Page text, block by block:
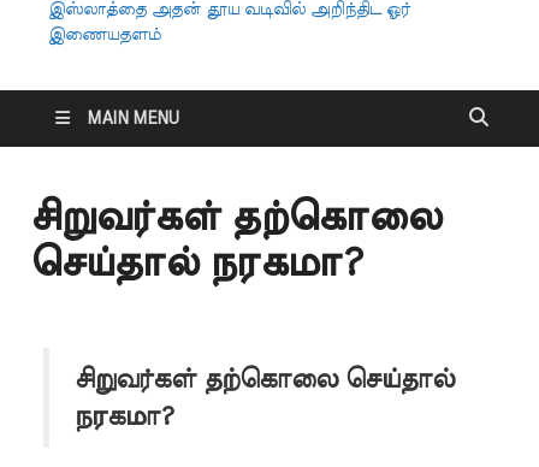
இஸ்லாத்தை அதன் தூய வடிவில் அறிந்திட ஓர்
இணையதளம்
MAIN MENU
சிறுவர்கள் தற்கொலை
செய்தால் நரகமா?
சிறுவர்கள் தற்கொலை செய்தால்
நரகமா?